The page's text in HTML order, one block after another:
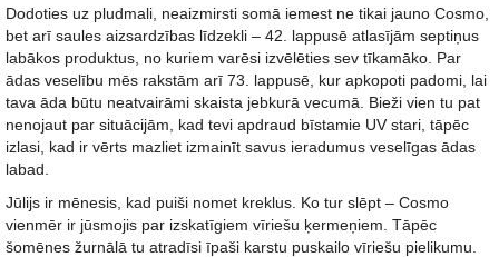
Dodoties uz pludmali, neaizmirsti somā iemest ne tikai jauno Cosmo,
bet arī saules aizsardzības līdzekli – 42. lappusē atlasījām septiņus
labākos produktus, no kuriem varēsi izvēlēties sev tīkamāko. Par
ādas veselību mēs rakstām arī 73. lappusē, kur apkopoti padomi, lai
tava āda būtu neatvairāmi skaista jebkurā vecumā. Bieži vien tu pat
nenojaut par situācijām, kad tevi apdraud bīstamie UV stari, tāpēc
izlasi, kad ir vērts mazliet izmainīt savus ieradumus veselīgas ādas
labad.
Jūlijs ir mēnesis, kad puiši nomet kreklus. Ko tur slēpt – Cosmo
vienmēr ir jūsmojis par izskatīgiem vīriešu ķermeņiem. Tāpēc
šomēnes žurnālā tu atradīsi īpaši karstu puskailo vīriešu pielikumu.